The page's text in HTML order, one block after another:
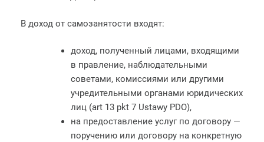
В доход от самозанятости входят:
доход, полученный лицами, входящими
в правление, наблюдательными
советами, комиссиями или другими
учредительными органами юридических
лиц (art 13 pkt 7 Ustawy PDO),
на предоставление услуг по договору —
поручению или договору на конкретную